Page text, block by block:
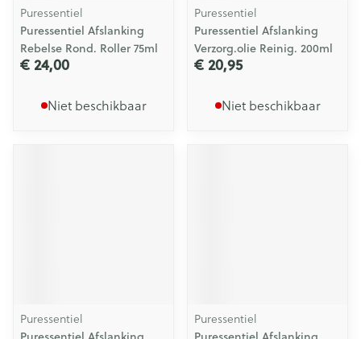
Puressentiel
Puressentiel Afslanking
Rebelse Rond. Roller 75ml
€ 24,00
Niet beschikbaar
Puressentiel
Puressentiel Afslanking
Verzorg.olie Reinig. 200ml
€ 20,95
Niet beschikbaar
Puressentiel Puressentiel